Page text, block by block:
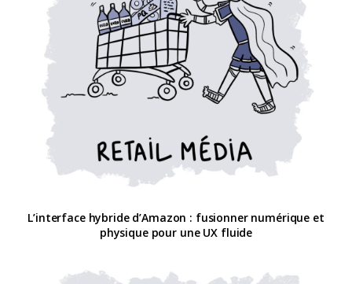
L’interface hybride d’Amazon : fusionner numérique et
physique pour une UX fluide